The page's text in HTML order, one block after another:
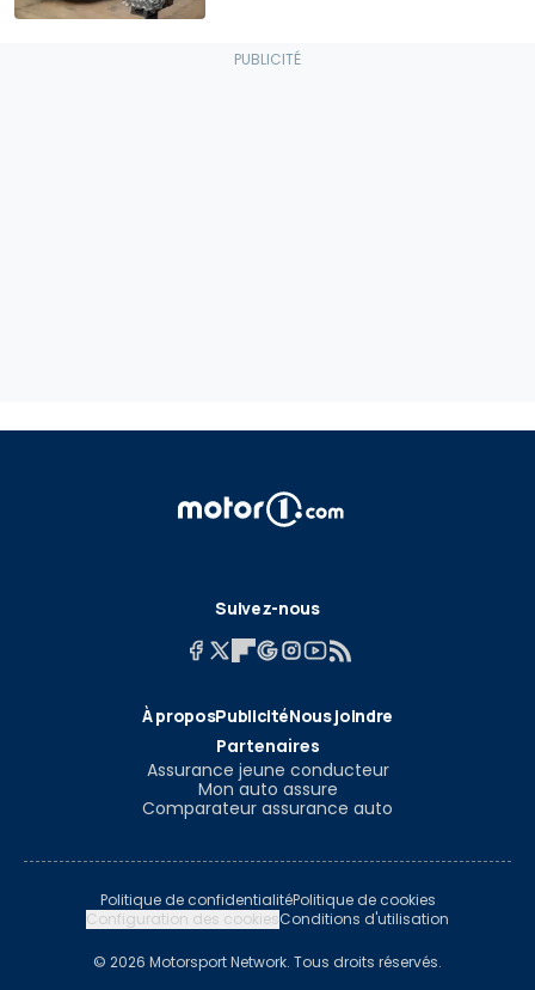
Suivez-nous
À proposPublicitéNous joindre
Partenaires
Assurance jeune conducteur
Mon auto assure
Comparateur assurance auto
Politique de confidentialitéPolitique de cookies
Configuration des cookiesConditions d'utilisation
© 2026 Motorsport Network. Tous droits réservés.